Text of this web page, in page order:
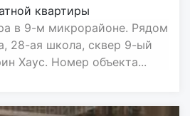
квартиры
в 9-м микрорайоне. Рядом
28-ая школа, сквер 9-ый
Хаус. Номер объекта...